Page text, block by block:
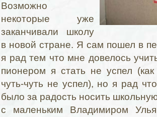
Возможно
некоторые уже
заканчивали школу
в новой стране. Я сам пошел в
я рад тем что мне довелось
пионером я стать не успел
чуть-чуть не успел), но я рад
было за радость носить
с маленьким Владимиром